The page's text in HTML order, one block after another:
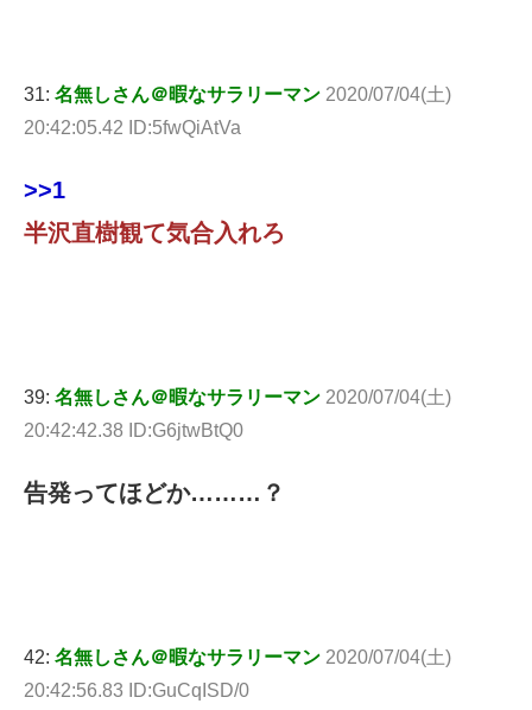
31: 名無しさん＠暇なサラリーマン 2020/07/04(土)
20:42:05.42 ID:5fwQiAtVa
>>1
半沢直樹観て気合入れろ
39: 名無しさん＠暇なサラリーマン 2020/07/04(土)
20:42:42.38 ID:G6jtwBtQ0
告発ってほどか………？
42: 名無しさん＠暇なサラリーマン 2020/07/04(土)
20:42:56.83 ID:GuCqISD/0